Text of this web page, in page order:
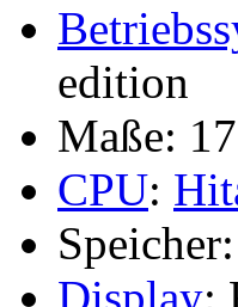
edition
Maße:
CPU:
Speicher:
Display: